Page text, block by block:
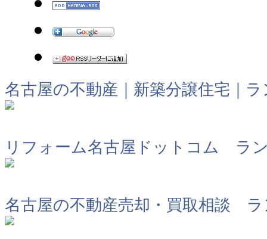
名古屋の不動産｜新築分譲住宅｜
リフォーム名古屋ドットコム ラ
名古屋の不動産売却・買取相談 ラ